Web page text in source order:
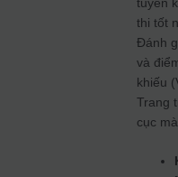
thi tốt
Đánh
và
khiếu
Trang
cục